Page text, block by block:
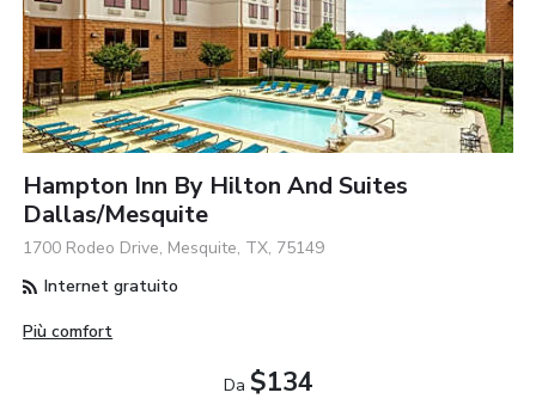
Hampton Inn By Hilton And Suites
Dallas/Mesquite
1700 Rodeo Drive, Mesquite, TX, 75149
Internet gratuito
Più comfort
Da $134